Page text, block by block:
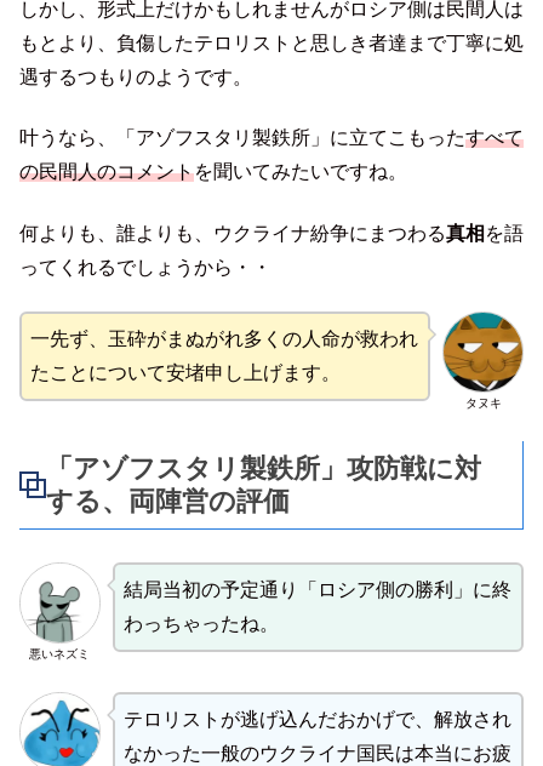
しかし、形式上だけかもしれませんがロシア側は民間人は
もとより、負傷したテロリストと思しき者達まで丁寧に処
遇するつもりのようです。
叶うなら、「アゾフスタリ製鉄所」に立てこもったすべて
の民間人のコメントを聞いてみたいですね。
何よりも、誰よりも、ウクライナ紛争にまつわる真相 を語
ってくれるでしょうから・・
タヌキ
一先ず、玉砕がまぬがれ多くの人命が救われ
たことについて安堵申し上げます。
「アゾフスタリ製鉄所」攻防戦に対
する、両陣営の評価
悪いネズミ
結局当初の予定通り「ロシア側の勝利」に終
わっちゃったね。
テロリストが逃げ込んだおかげで、解放され
なかった一般のウクライナ国民は本当にお疲